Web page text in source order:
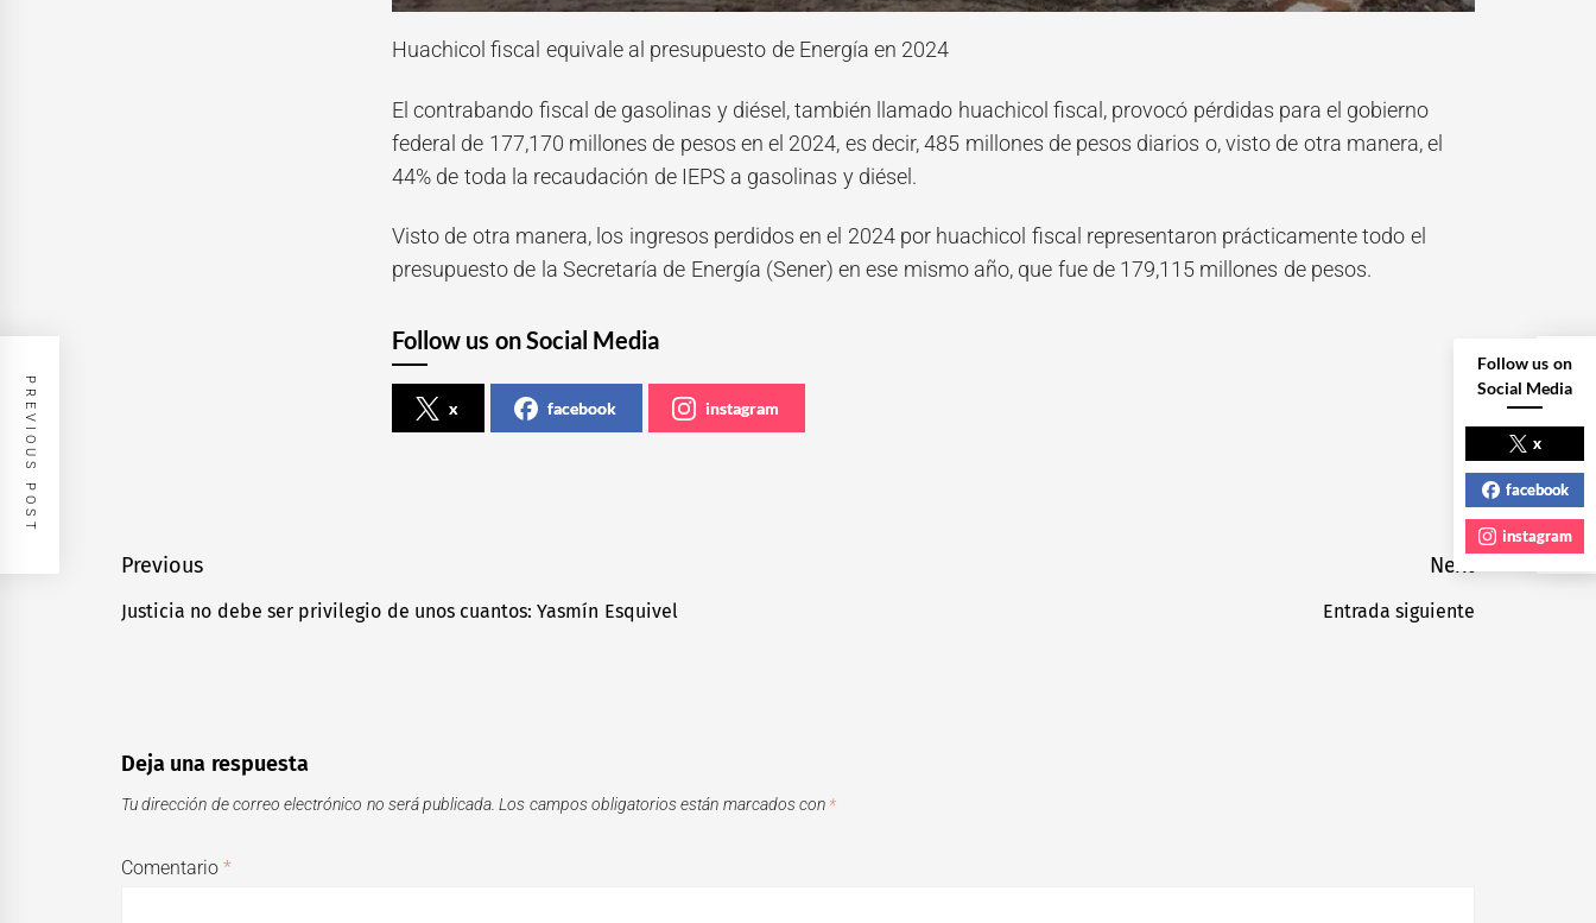
Huachicol fiscal equivale al presupuesto de Energía en 2024
El contrabando fiscal de gasolinas y diésel, también llamado huachicol fiscal, provocó pérdidas para el gobierno
federal de 177,170 millones de pesos en el 2024, es decir, 485 millones de pesos diarios o, visto de otra manera, el
44% de toda la recaudación de IEPS a gasolinas y diésel.
Visto de otra manera, los ingresos perdidos en el 2024 por huachicol fiscal representaron prácticamente todo el
presupuesto de la Secretaría de Energía (Sener) en ese mismo año, que fue de 179,115 millones de pesos.
Follow us on Social Media
x facebook instagram
Navegación
de
Previous
Previous
Justicia no debe ser privilegio de unos cuantos: Yasmín Esquivel
Next
Entrada siguiente
PREVIOUS POST NEXT POST
Deja una respuesta
Tu dirección de correo electrónico no será publicada. Los campos obligatorios están marcados con *
Comentario*
Follow us on
Social Media
x
facebook
instagram